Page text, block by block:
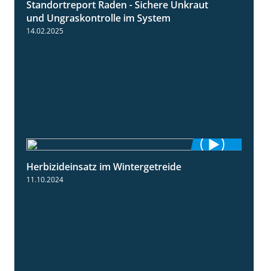
6:44
Standortreport Raden - Sichere Unkraut
und Ungraskontrolle im System
14.02.2025
Herbizideinsatz im Wintergetreide
11.10.2024